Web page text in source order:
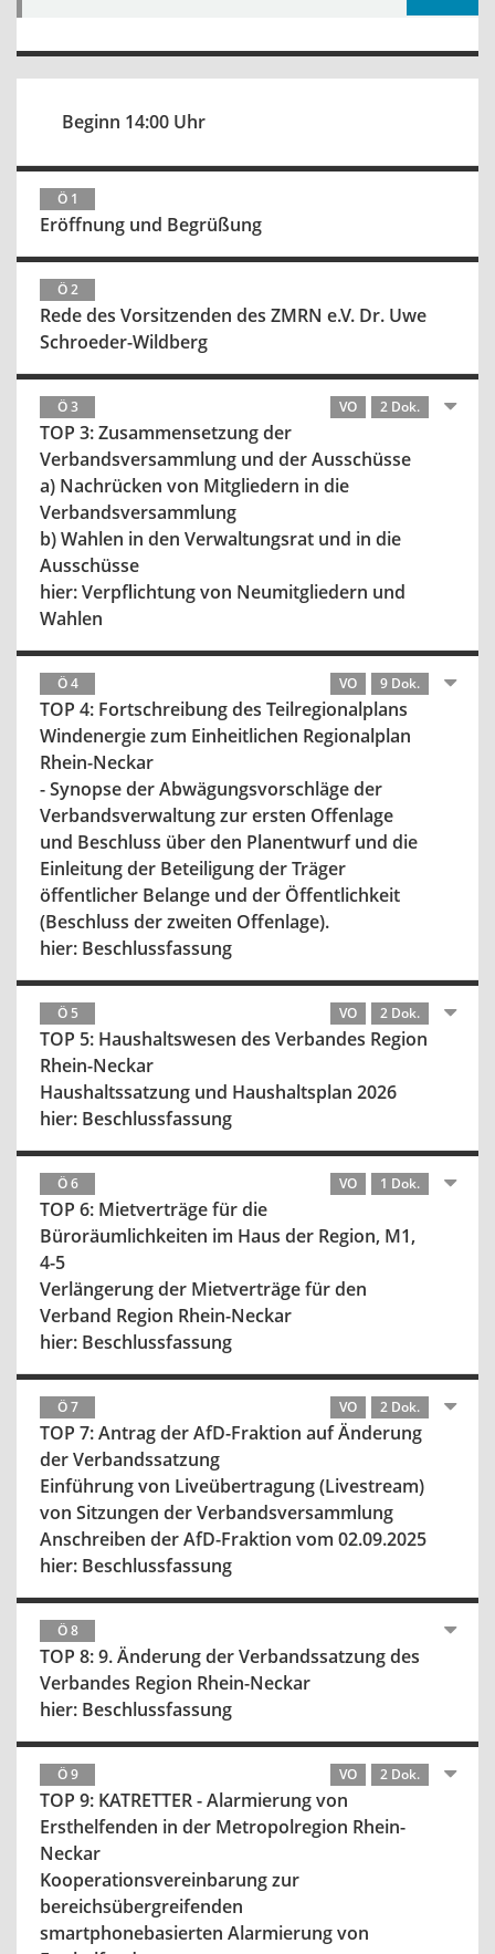
Beginn 14:00 Uhr
Ö 1
Eröffnung und Begrüßung
Ö 2
Rede des Vorsitzenden des ZMRN e.V. Dr. Uwe
Schroeder-Wildberg
Ö 3 VO 2 Dok.
TOP 3: Zusammensetzung der
Verbandsversammlung und der Ausschüsse
a) Nachrücken von Mitgliedern in die
Verbandsversammlung
b) Wahlen in den Verwaltungsrat und in die
Ausschüsse
hier: Verpflichtung von Neumitgliedern und
Wahlen
Ö 4 VO 9 Dok.
TOP 4: Fortschreibung des Teilregionalplans
Windenergie zum Einheitlichen Regionalplan
Rhein-Neckar
- Synopse der Abwägungsvorschläge der
Verbandsverwaltung zur ersten Offenlage
und Beschluss über den Planentwurf und die
Einleitung der Beteiligung der Träger
öffentlicher Belange und der Öffentlichkeit
(Beschluss der zweiten Offenlage).
hier: Beschlussfassung
Ö 5 VO 2 Dok.
TOP 5: Haushaltswesen des Verbandes Region
Rhein-Neckar
Haushaltssatzung und Haushaltsplan 2026
hier: Beschlussfassung
Ö 6 VO 1 Dok.
TOP 6: Mietverträge für die
Büroräumlichkeiten im Haus der Region, M1,
4-5
Verlängerung der Mietverträge für den
Verband Region Rhein-Neckar
hier: Beschlussfassung
Ö 7 VO 2 Dok.
TOP 7: Antrag der AfD-Fraktion auf Änderung
der Verbandssatzung
Einführung von Liveübertragung (Livestream)
von Sitzungen der Verbandsversammlung
Anschreiben der AfD-Fraktion vom 02.09.2025
hier: Beschlussfassung
Ö 8
TOP 8: 9. Änderung der Verbandssatzung des
Verbandes Region Rhein-Neckar
hier: Beschlussfassung
Ö 9 VO 2 Dok.
TOP 9: KATRETTER - Alarmierung von
Ersthelfenden in der Metropolregion Rhein-
Neckar
Kooperationsvereinbarung zur
bereichsübergreifenden
smartphonebasierten Alarmierung von